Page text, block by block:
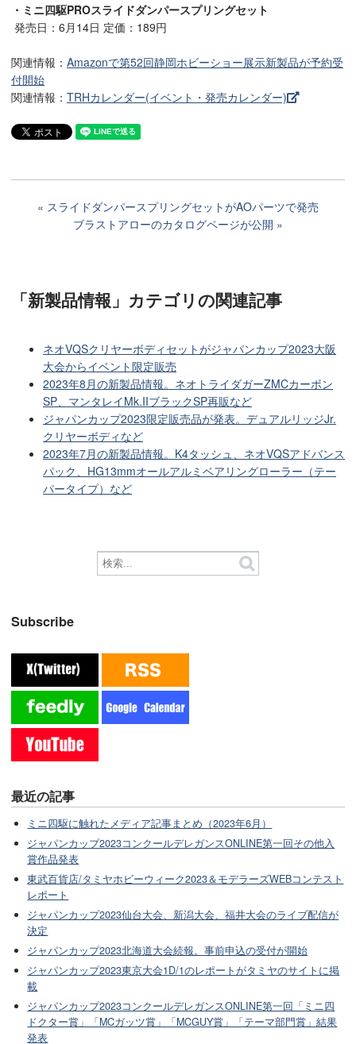
・ミニ四駆PROスライドダンパースプリングセット
発売日：6月14日 定価：189円
関連情報： Amazonで第52回静岡ホビーショー展示新製品が予約受
付開始
関連情報： TRHカレンダー(イベント・発売カレンダー)
スライドダンパースプリングセットがAOパーツで発売
ブラストアローのカタログページが公開
「新製品情報」カテゴリの関連記事
ネオVQSクリヤーボディセットがジャパンカップ2023大阪
大会からイベント限定販売
2023年8月の新製品情報。ネオトライダガーZMCカーボン
SP、マンタレイMk.IIブラックSP再販など
ジャパンカップ2023限定販売品が発表。デュアルリッジJr.
クリヤーボディなど
2023年7月の新製品情報。K4タッシュ、ネオVQSアドバンス
パック、HG13mmオールアルミベアリングローラー（テー
パータイプ）など
Subscribe
最近の記事
ミニ四駆に触れたメディア記事まとめ（2023年6月）
ジャパンカップ2023コンクールデレガンスONLINE第一回その他入
賞作品発表
東武百貨店/タミヤホビーウィーク2023＆モデラーズWEBコンテスト
レポート
ジャパンカップ2023仙台大会、新潟大会、福井大会のライブ配信が
決定
ジャパンカップ2023北海道大会続報。事前申込の受付が開始
ジャパンカップ2023東京大会1D/1のレポートがタミヤのサイトに掲
載
ジャパンカップ2023コンクールデレガンスONLINE第一回「ミニ四
ドクター賞」「MCガッツ賞」「MCGUY賞」「テーマ部門賞」結果
発表